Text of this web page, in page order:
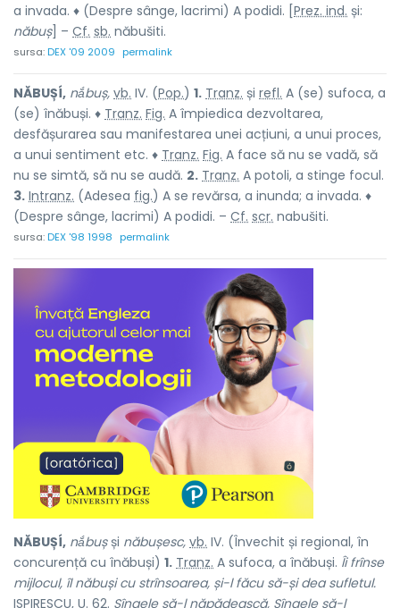
a invada. ♦ (Despre sânge, lacrimi) A podidi. [ Prez. ind. și:
năbuș] – Cf. sb. năbušiti.
sursa:DEX '09 2009 permalink
NĂBUȘÍ, nắbuș, vb. IV. (Pop.) 1. Tranz. și refl. A (se) sufoca, a
(se) înăbuși. ♦ Tranz. Fig. A împiedica dezvoltarea,
desfășurarea sau manifestarea unei acțiuni, a unui proces,
a unui sentiment etc. ♦ Tranz. Fig. A face să nu se vadă, să
nu se simtă, să nu se audă. 2. Tranz. A potoli, a stinge focul.
3. Intranz. (Adesea fig.) A se revărsa, a inunda; a invada. ♦
(Despre sânge, lacrimi) A podidi. – Cf. scr. nabušiti.
sursa:DEX '98 1998 permalink
NĂBUȘÍ, nắbușși năbușesc, vb. IV. (Învechit și regional, în
concurență cu înăbuși) 1. Tranz. A sufoca, a înăbuși. Îi frînse
mijlocul, îl năbuși cu strînsoarea, și-l făcu să-și dea sufletul.
ISPIRESCU, U. 62. Sîngele să-l năpădească, Sîngele să-l